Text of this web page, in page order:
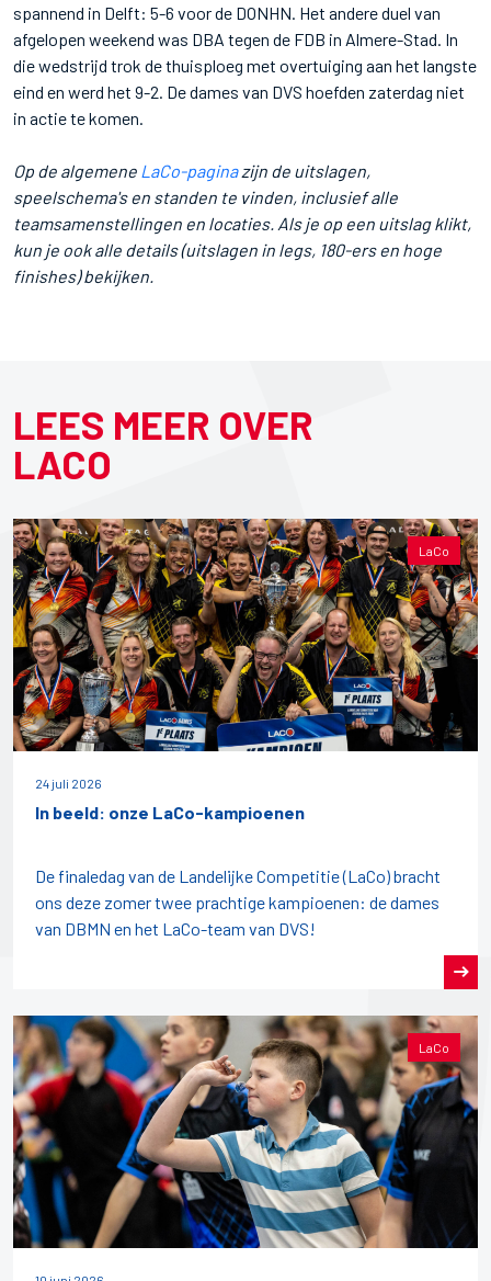
spannend in Delft: 5-6 voor de DONHN. Het andere duel van
afgelopen weekend was DBA tegen de FDB in Almere-Stad. In
die wedstrijd trok de thuisploeg met overtuiging aan het langste
eind en werd het 9-2. De dames van DVS hoefden zaterdag niet
in actie te komen.
Op de algemene LaCo-paginazijn de uitslagen,
speelschema's en standen te vinden, inclusief alle
teamsamenstellingen en locaties. Als je op een uitslag klikt,
kun je ook alle details (uitslagen in legs, 180-ers en hoge
finishes) bekijken.
LEES MEER OVER
LACO
LaCo
24 juli 2026
In beeld: onze LaCo-kampioenen
De finaledag van de Landelijke Competitie (LaCo) bracht
ons deze zomer twee prachtige kampioenen: de dames
van DBMN en het LaCo-team van DVS!
LaCo